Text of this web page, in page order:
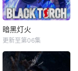
暗黑灯火
更新至第06集